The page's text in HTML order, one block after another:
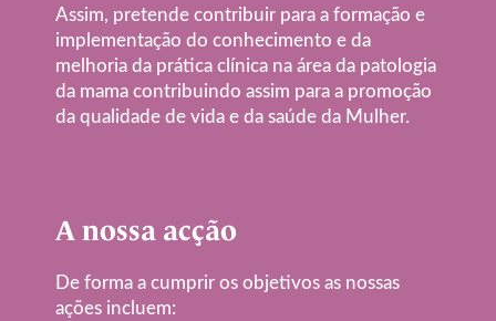
Assim, pretende contribuir para a formação e
implementação do conhecimento e da
melhoria da prática clínica na área da patologia
da mama contribuindo assim para a promoção
da qualidade de vida e da saúde da Mulher.
A nossa acção
De forma a cumprir os objetivos as nossas
ações incluem: